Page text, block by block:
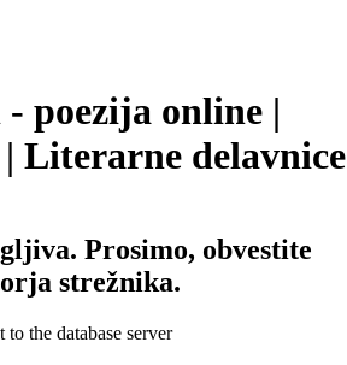
poezija online |
Literarne delavnice
Prosimo, obvestite
strežnika.
the database server